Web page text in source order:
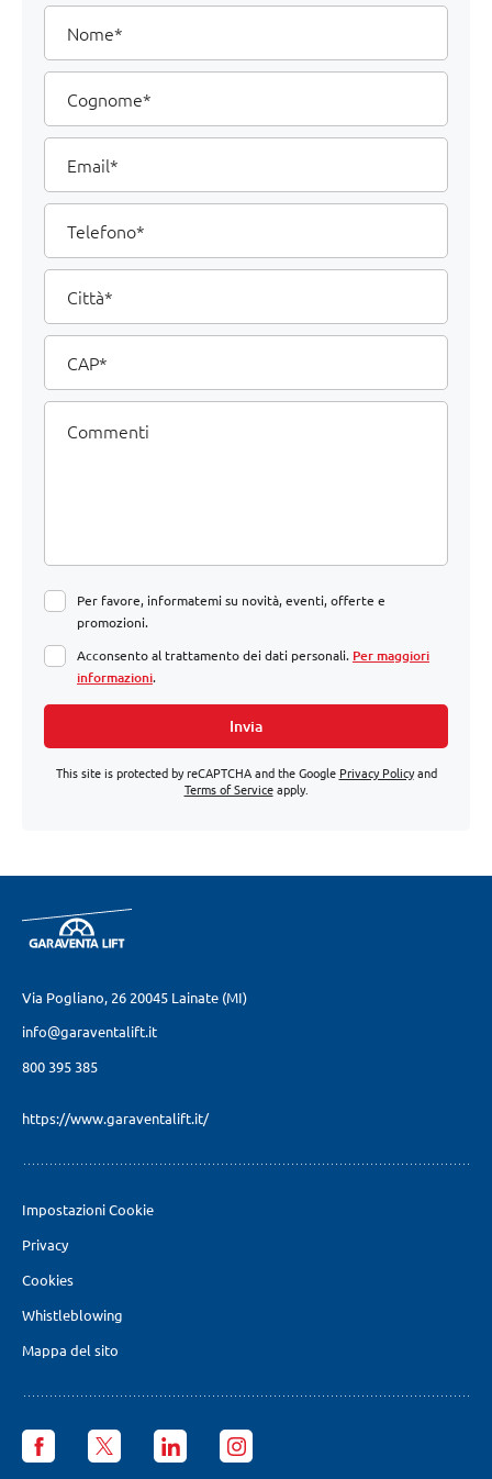
I
tuoi
dati
Nome
Cognome
Email
Telefono
Città
CAP
Commenti
Per favore, informatemi su novità, eventi, offerte e
promozioni.
Acconsento al trattamento dei dati personali. Per maggiori
informazioni.
Invia
This site is protected by reCAPTCHA and the Google Privacy Policyand
Terms of Serviceapply.
Via Pogliano, 26 20045 Lainate (MI)
info@garaventalift.it
800 395 385
https://www.garaventalift.it/
Impostazioni Cookie
Privacy
Cookies
Whistleblowing
Mappa del sito
Garaventa
Lift
Garaventa
Lift
Garaventa
Lift
Garaventa
Lift